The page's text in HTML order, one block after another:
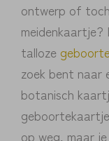
ontwerp of
meidenkaartje?
talloze
zoek bent naar
botanisch
op weg, maar